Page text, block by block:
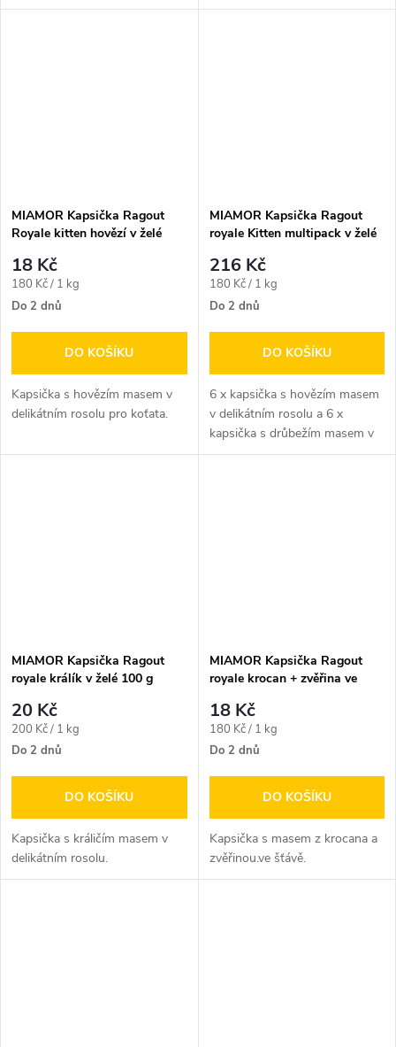
MIAMOR Kapsička Ragout
Royale kitten hovězí v želé
18 Kč
Měrná
cena:
180 Kč / 1 kg
Do 2 dnů
DO KOŠÍKU
Kapsička s hovězím masem v
delikátním rosolu pro koťata.
MIAMOR Kapsička Ragout
royale Kitten multipack v želé
216 Kč
Měrná
cena:
180 Kč / 1 kg
Do 2 dnů
DO KOŠÍKU
6 x kapsička s hovězím masem
v delikátním rosolu a 6 x
kapsička s drůbežím masem v
delikátním rosolu pro koťata.
MIAMOR Kapsička Ragout
royale králík v želé 100 g
20 Kč
Měrná
cena:
200 Kč / 1 kg
Do 2 dnů
DO KOŠÍKU
Kapsička s králičím masem v
delikátním rosolu.
MIAMOR Kapsička Ragout
royale krocan + zvěřina ve
18 Kč
Měrná
cena:
180 Kč / 1 kg
Do 2 dnů
DO KOŠÍKU
Kapsička s masem z krocana a
zvěřinou.ve šťávě.